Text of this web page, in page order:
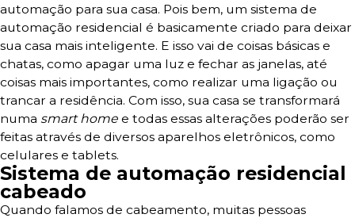
automação para sua casa. Pois bem, um sistema de
automação residencial é basicamente criado para deixar
sua casa mais inteligente. E isso vai de coisas básicas e
chatas, como apagar uma luz e fechar as janelas, até
coisas mais importantes, como realizar uma ligação ou
trancar a residência. Com isso, sua casa se transformará
numa smart home e todas essas alterações poderão ser
feitas através de diversos aparelhos eletrônicos, como
celulares e tablets.
Sistema de automação residencial
cabeado
Quando falamos de cabeamento, muitas pessoas